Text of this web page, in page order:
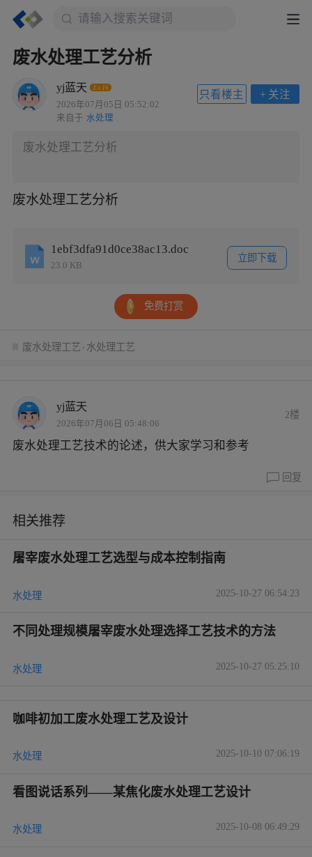
废水处理工艺分析
yj蓝天 Lv.16
2026年07月05日 05:52:02
来自于 水处理
+ 关注
只看楼主
废水处理工艺分析
废水处理工艺分析
1ebf3dfa91d0ce38ac13.doc
23.0 KB
立即下载
免费打赏
废水处理工艺 水处理工艺
yj蓝天
2026年07月06日 05:48:06
2楼
废水处理工艺技术的论述，供大家学习和参考
回复
相关推荐
屠宰废水处理工艺选型与成本控制指南
水处理 2025-10-27 06:54:23
不同处理规模屠宰废水处理选择工艺技术的方法
水处理 2025-10-27 05:25:10
咖啡初加工废水处理工艺及设计
水处理 2025-10-10 07:06:19
看图说话系列——某焦化废水处理工艺设计
水处理 2025-10-08 06:49:29